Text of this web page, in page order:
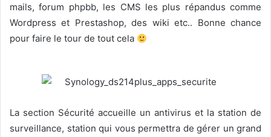
mails, forum phpbb, les CMS les plus répandus comme
Wordpress et Prestashop, des wiki etc.. Bonne chance
pour faire le tour de tout cela
La section Sécurité accueille un antivirus et la station de
surveillance, station qui vous permettra de gérer un grand